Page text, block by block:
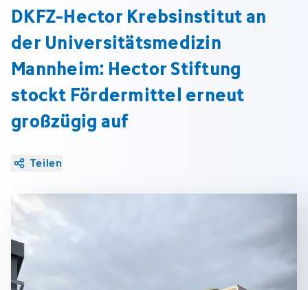
DKFZ-Hector Krebsinstitut an
der Universitätsmedizin
Mannheim: Hector Stiftung
stockt Fördermittel erneut
großzügig auf
Teilen